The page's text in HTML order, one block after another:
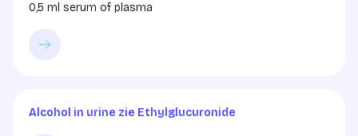
0,5 ml serum of plasma
Alcohol in urine zie Ethylglucuronide